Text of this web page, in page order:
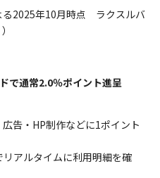
2025年10月時点 ラクスルバ
で通常2.0％ポイント進呈
告・HP制作などに1ポイント
アルタイムに利用明細を確